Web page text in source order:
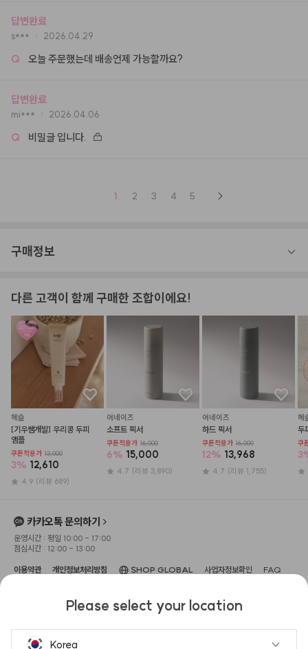
답변완료
s*** 2026.04.29
Q 오늘 주문했는데 배송언제 가능할까요?
답변완료
mi*** 2026.04.06
Q 비밀글 입니다.
1 2 3 4 5
구매정보
다른 고객이 함께 구매한 조합이에요!
헤슬
[기우쌤개발] 우리콩 두피
앰플
쿠폰적용가 13,000
3% 12,610
4.9 (리뷰 689)
어네이즈
소프트 픽서
쿠폰적용가 16,000
6% 15,000
4.7 (리뷰 3,890)
어네이즈
하드 픽서
쿠폰적용가 16,000
12% 13,968
4.7 (리뷰 1,755)
헤
두
쿠
3
카카오톡 문의하기
운영시간 : 평일 10:00 - 17:00
점심시간 : 12:00 - 13:00
이용약관 개인정보처리방침 SHOP GLOBAL 사업자정보확인 FAQ
로 104, 3층(신사동, 보암빌딩)
고객센터 : 1533-0645
사업자 등록번호 : 666-87-
통신판매업신고번호 : 2022-서울강
남-02255
Please select your location
Korea